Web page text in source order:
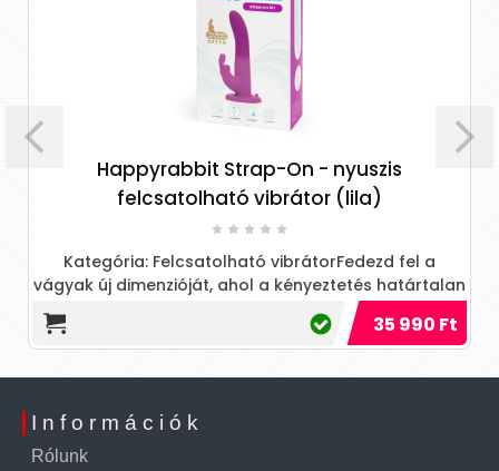
Strap-On - nyuszis
felcsatolható vibrátor (lila)
Felcsatolható vibrátorFedezd fel a
ahol a kényeztetés határtalan
lehetőségeket kínál számodra!
35 990 Ft
Fedezd fel
Információk
Rólunk